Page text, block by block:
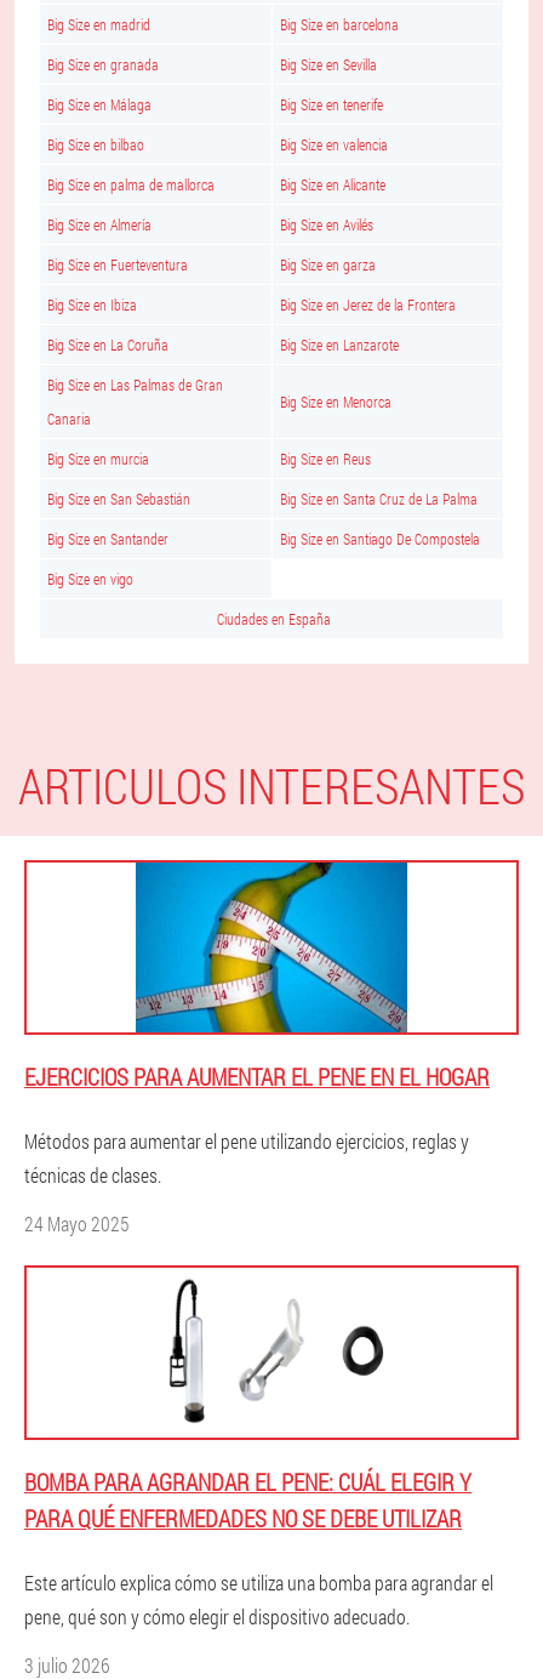
Big Size en madrid Big Size en barcelona
Big Size en granada Big Size en Sevilla
Big Size en Málaga Big Size en tenerife
Big Size en bilbao Big Size en valencia
Big Size en palma de mallorca Big Size en Alicante
Big Size en Almería Big Size en Avilés
Big Size en Fuerteventura Big Size en garza
Big Size en Ibiza Big Size en Jerez de la Frontera
Big Size en La Coruña Big Size en Lanzarote
Big Size en Las Palmas de Gran
Canaria
Big Size en Menorca
Big Size en murcia Big Size en Reus
Big Size en San Sebastián Big Size en Santa Cruz de La Palma
Big Size en Santander Big Size en Santiago De Compostela
Big Size en vigo
Ciudades en España
ARTICULOS INTERESANTES
EJERCICIOS PARA AUMENTAR EL PENE EN EL HOGAR
Métodos para aumentar el pene utilizando ejercicios, reglas y
técnicas de clases.
24 Mayo 2025
BOMBA PARA AGRANDAR EL PENE: CUÁL ELEGIR Y
PARA QUÉ ENFERMEDADES NO SE DEBE UTILIZAR
Este artículo explica cómo se utiliza una bomba para agrandar el
pene, qué son y cómo elegir el dispositivo adecuado.
3 julio 2026